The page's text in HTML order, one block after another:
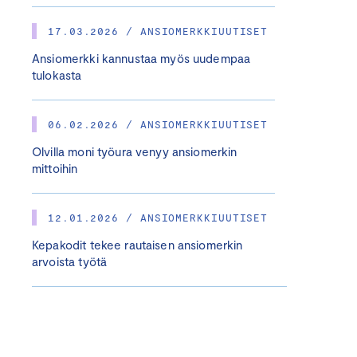
17.03.2026 / ANSIOMERKKIUUTISET
Ansiomerkki kannustaa myös uudempaa
tulokasta
06.02.2026 / ANSIOMERKKIUUTISET
Olvilla moni työura venyy ansiomerkin
mittoihin
12.01.2026 / ANSIOMERKKIUUTISET
Kepakodit tekee rautaisen ansiomerkin
arvoista työtä